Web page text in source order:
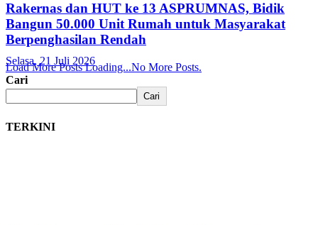
Rakernas dan HUT ke 13 ASPRUMNAS, Bidik
Bangun 50.000 Unit Rumah untuk Masyarakat
Berpenghasilan Rendah
Selasa, 21 Juli 2026
Load More Posts Loading...No More Posts.
Cari
Cari
TERKINI